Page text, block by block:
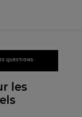
en ligne
QUESTIONS
les